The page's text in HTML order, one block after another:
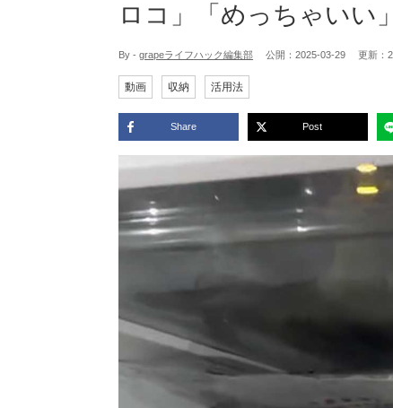
ロコ」「めっちゃいい」
By - grapeライフハック編集部 公開： 2025-03-29 更新：
動画 収納 活用法
Share Post